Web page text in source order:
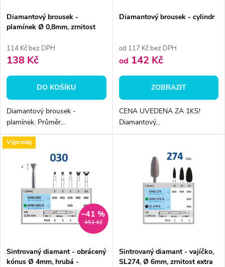
p
r
o
d
u
k
s
p
r
o
d
u
Diamantový brousek -
plamínek Ø 0,8mm, zrnitost
114 Kč bez DPH
138 Kč
DO KOŠÍKU
Diamantový brousek -
plamínek. Průměr...
Diamantový brousek - cylindr
od 117 Kč bez DPH
od 142 Kč
ZOBRAZIT
CENA UVEDENA ZA 1KS!
Diamantový...
Výprodej
451 Kč
–41 %
Sintrovaný diamant - obrácený
kónus Ø 4mm, hrubá -
Sintrovaný diamant - vajíčko,
SL274, Ø 6mm, zrnitost extra